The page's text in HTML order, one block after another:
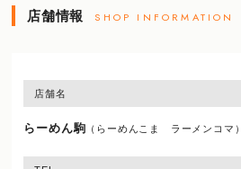
店舗情報 SHOP INFORMATION
店舗名
らーめん駒 （らーめんこま ラーメンコマ）